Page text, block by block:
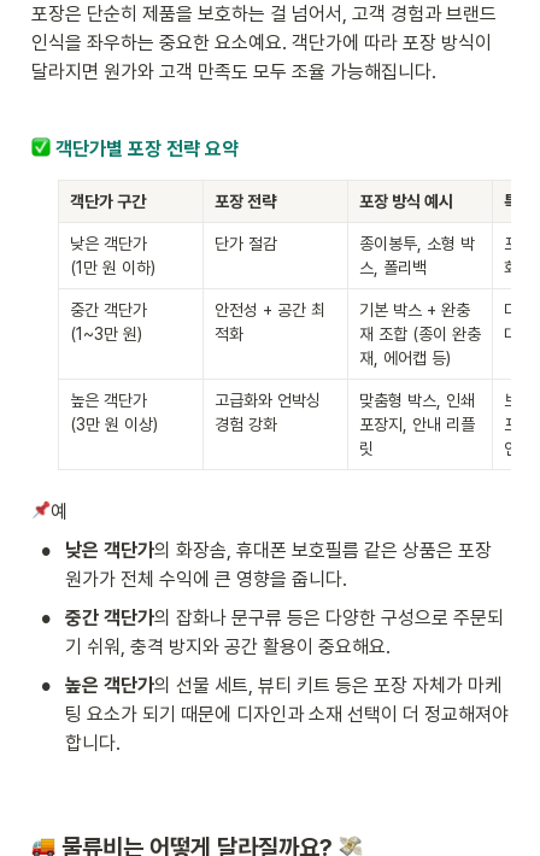
포장은 단순히 제품을 보호하는 걸 넘어서, 고객 경험과 브랜드
인식을 좌우하는 중요한 요소예요. 객단가에 따라 포장 방식이
달라지면 원가와 고객 만족도 모두 조율 가능해집니다.
객단가별 포장 전략 요약
객단가 구간 포장 전략 포장 방식 예시 특징
낮은 객단가
(1만 원 이하)
단가 절감
종이봉투, 소형 박
스, 폴리백
포장
화,
중간 객단가
(1~3만 원)
안전성 + 공간 최
적화
기본 박스 + 완충
재 조합 (종이 완충
재, 에어캡 등)
다양
대응
높은 객단가
(3만 원 이상)
고급화와 언박싱
경험 강화
맞춤형 박스, 인쇄
포장지, 안내 리플
릿
브랜
프리
연출
예
• 낮은 객단가의 화장솜, 휴대폰 보호필름 같은 상품은 포장
원가가 전체 수익에 큰 영향을 줍니다.
• 중간 객단가의 잡화나 문구류 등은 다양한 구성으로 주문되
기 쉬워, 충격 방지와 공간 활용이 중요해요.
• 높은 객단가의 선물 세트, 뷰티 키트 등은 포장 자체가 마케
팅 요소가 되기 때문에 디자인과 소재 선택이 더 정교해져야
합니다.
물류비는 어떻게 달라질까요?